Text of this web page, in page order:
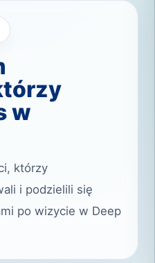
w
którzy
i podzielili się
po wizycie w Deep